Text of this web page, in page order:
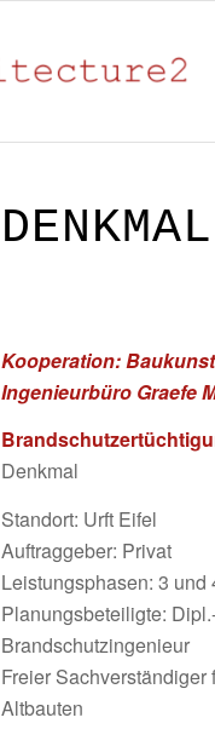
DENKMAL
Kooperation:
Ingenieurbüro Graefe
Denkmal
Standort: Urft Eifel
Auftraggeber: Privat
Leistungsphasen: 3 und
Planungsbeteiligte:
Brandschutzingenieur
Freier
Altbauten